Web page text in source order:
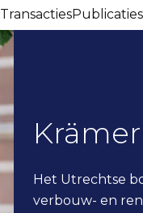
TransactiesPublicaties
Het Utrechtse
verbouw- en